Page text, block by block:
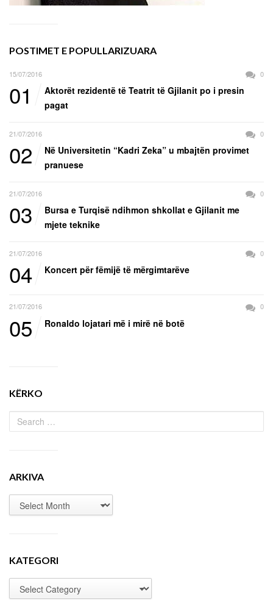
POSTIMET E POPULLARIZUARA
15/07/2016 0
01
Aktorët rezidentë të Teatrit të Gjilanit po i presin
pagat
21/07/2016 0
02
Në Universitetin “Kadri Zeka” u mbajtën provimet
pranuese
21/07/2016 0
03
Bursa e Turqisë ndihmon shkollat e Gjilanit me
mjete teknike
21/07/2016 0
04 Koncert për fëmijë të mërgimtarëve
21/07/2016 0
05 Ronaldo lojatari më i mirë në botë
KËRKO
ARKIVA
KATEGORI